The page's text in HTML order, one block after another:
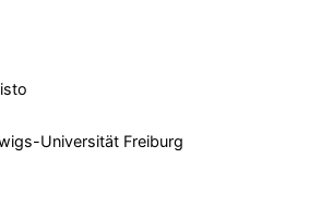
Universität Freiburg